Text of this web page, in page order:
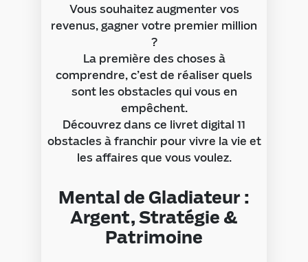
Vous souhaitez augmenter vos
revenus, gagner votre premier million
?
La première des choses à
comprendre, c’est de réaliser quels
sont les obstacles qui vous en
empêchent.
Découvrez dans ce livret digital 11
obstacles à franchir pour vivre la vie et
les affaires que vous voulez.
Mental de Gladiateur :
Argent, Stratégie &
Patrimoine